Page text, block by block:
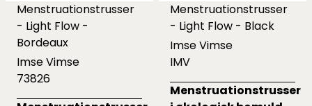
Menstruationstrusser
- Light Flow -
Bordeaux
Imse Vimse
73826
Menstruationstrusser
- Light Flow - Black
Imse Vimse
IMV
Menstruationstrusser